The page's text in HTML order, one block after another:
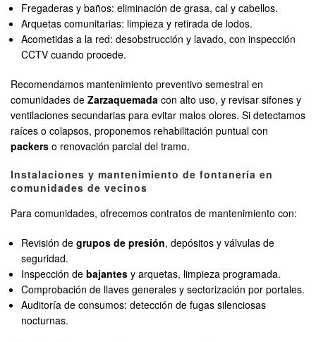
Fregaderas y baños: eliminación de grasa, cal y cabellos.
Arquetas comunitarias: limpieza y retirada de lodos.
Acometidas a la red: desobstrucción y lavado, con inspección
CCTV cuando procede.
Recomendamos mantenimiento preventivo semestral en
comunidades de Zarzaquemada con alto uso, y revisar sifones y
ventilaciones secundarias para evitar malos olores. Si detectamos
raíces o colapsos, proponemos rehabilitación puntual con
packers o renovación parcial del tramo.
Instalaciones y mantenimiento de fontanería en
comunidades de vecinos
Para comunidades, ofrecemos contratos de mantenimiento con:
Revisión degrupos de presión, depósitos y válvulas de
seguridad.
Inspección debajantes y arquetas, limpieza programada.
Comprobación de llaves generales y sectorización por portales.
Auditoría de consumos: detección de fugas silenciosas
nocturnas.